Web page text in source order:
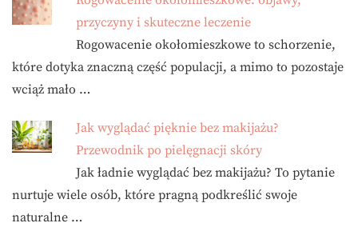
przyczyny i skuteczne leczenie
Rogowacenie okołomieszkowe to schorzenie,
które dotyka znaczną część populacji, a mimo to pozostaje
wciąż mało …
Jak wyglądać pięknie bez makijażu?
Przewodnik po pielęgnacji skóry
Jak ładnie wyglądać bez makijażu? To pytanie
nurtuje wiele osób, które pragną podkreślić swoje
naturalne …